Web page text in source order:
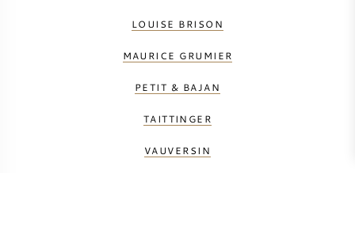
LOUISE BRISON
MAURICE GRUMIER
PETIT & BAJAN
TAITTINGER
VAUVERSIN